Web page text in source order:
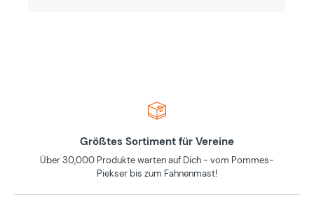
Größtes Sortiment für Vereine
Über 30,000 Produkte warten auf Dich - vom Pommes-
Piekser bis zum Fahnenmast!